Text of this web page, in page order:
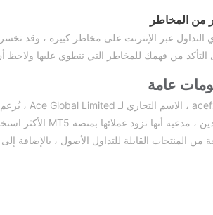
من المخاطر
التداول عبر الإنترنت على مخاطر كبيرة ، وقد
من فهمك للمخاطر التي تنطوي عليها ولاحظ
عامة
من المنتجات القابلة للتداول الأصول ، بالإضافة
على مواد تعليمية شاملة. علاوة على ذلك ،